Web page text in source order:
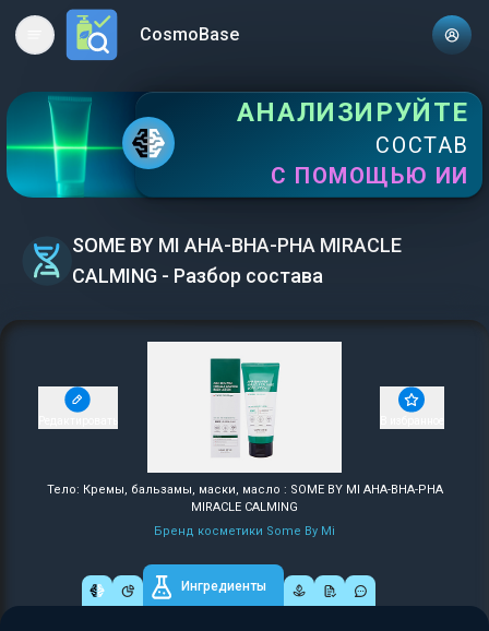
Open main menuCosmoBase
АНАЛИЗИРУЙТЕ
СОСТАВ
С ПОМОЩЬЮ ИИ
SOME BY MI AHA-BHA-PHA MIRACLE
CALMING - Разбор состава
Тело: Кремы, бальзамы, маски, масло : SOME BY MI AHA-BHA-PHA
MIRACLE CALMING
Бренд косметики Some By Mi
Ингредиенты